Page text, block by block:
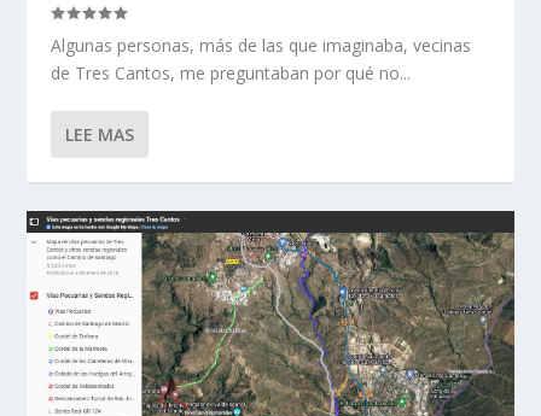
Algunas personas, más de las que imaginaba, vecinas
de Tres Cantos, me preguntaban por qué no...
LEE MAS